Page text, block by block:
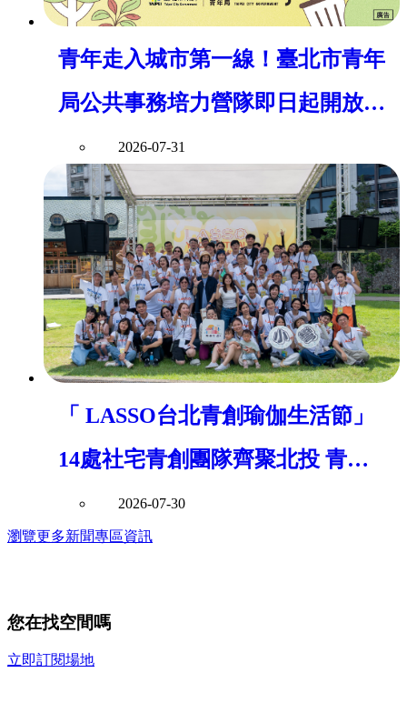
青年走入城市第一線！臺北市青年
局公共事務培力營隊即日起開放報
名
2026-07-31
「 LASSO台北青創瑜伽生活節」
14處社宅青創團隊齊聚北投 青年
局串聯青年創意打造社區共好新風
景
2026-07-30
瀏覽更多新聞專區資訊
您在找空間嗎
立即訂閱場地